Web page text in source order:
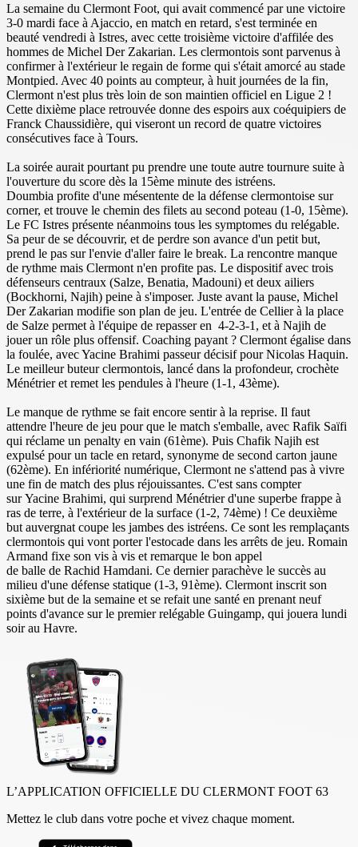
La semaine du Clermont Foot, qui avait commencé par une victoire
3-0 mardi face à Ajaccio, en match en retard, s'est terminée en
beauté vendredi à Istres, avec cette troisième victoire d'affilée des
hommes de Michel Der Zakarian. Les clermontois sont parvenus à
confirmer à l'extérieur le regain de forme qui s'était amorcé au stade
Montpied. Avec 40 points au compteur, à huit journées de la fin,
Clermont n'est plus très loin de son maintien officiel en Ligue 2 !
Cette dixième place retrouvée donne des espoirs aux coéquipiers de
Franck Chaussidière, qui viseront un record de quatre victoires
consécutives face à Tours.
La soirée aurait pourtant pu prendre une toute autre tournure suite à
l'ouverture du score dès la 15ème minute des istréens.
Doumbia profite d'une mésentente de la défense clermontoise sur
corner, et trouve le chemin des filets au second poteau (1-0, 15ème).
Le FC Istres présente néanmoins tous les symptomes du relégable.
Sa peur de se découvrir, et de perdre son avance d'un petit but,
prend le pas sur l'envie d'aller faire le break. La rencontre manque
de rythme mais Clermont n'en profite pas. Le dispositif avec trois
défenseurs centraux (Salze, Benatia, Madouni) et deux ailiers
(Bockhorni, Najih) peine à s'imposer. Juste avant la pause, Michel
Der Zakarian modifie son plan de jeu. L'entrée de Cellier à la place
de Salze permet à l'équipe de repasser en 4-2-3-1, et à Najih de
jouer un rôle plus offensif. Coaching payant ? Clermont égalise dans
la foulée, avec Yacine Brahimi passeur décisif pour Nicolas Haquin.
Le meilleur buteur clermontois, lancé dans la profondeur, crochète
Ménétrier et remet les pendules à l'heure (1-1, 43ème).
Le manque de rythme se fait encore sentir à la reprise. Il faut
attendre l'heure de jeu pour que le match s'emballe, avec Rafik Saïfi
qui réclame un penalty en vain (61ème). Puis Chafik Najih est
expulsé pour un tacle en retard, synonyme de second carton jaune
(62ème). En infériorité numérique, Clermont ne s'attend pas à vivre
une fin de match des plus réjouissantes. C'est sans compter
sur Yacine Brahimi, qui surprend Ménétrier d'une superbe frappe à
ras de terre, à l'extérieur de la surface (1-2, 74ème) ! Ce deuxième
but auvergnat coupe les jambes des istréens. Ce sont les remplaçants
clermontois qui vont porter l'estocade dans les arrêts de jeu. Romain
Armand fixe son vis à vis et remarque le bon appel
de balle de Rachid Hamdani. Ce dernier parachève le succès au
milieu d'une défense statique (1-3, 91ème). Clermont inscrit son
sixième but de la semaine et se refait une santé en prenant neuf
points d'avance sur le premier relégable Guingamp, qui jouera lundi
soir au Havre.
L’APPLICATION OFFICIELLE DU CLERMONT FOOT 63
Mettez le club dans votre poche et vivez chaque moment.